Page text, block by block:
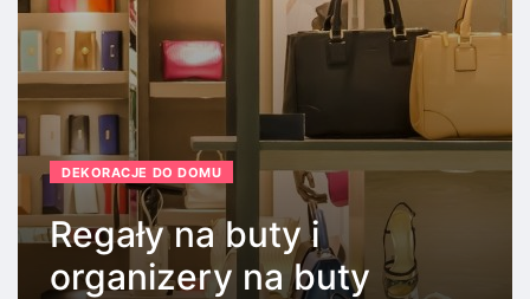
DEKORACJE DO DOMU
Regały na buty i
organizery na buty